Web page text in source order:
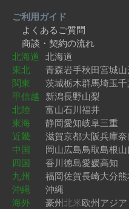
ご利用ガイド
よくあるご質問
商談・契約の流れ
北海道 北海道
東北
青森岩手秋田宮城
関東
茨城栃木群馬埼玉
甲信越 新潟長野山梨
北陸
富山石川福井
東海
静岡愛知岐阜三重
近畿
滋賀京都大阪兵庫奈
中国
岡山広島鳥取島根山
四国
香川徳島愛媛高知
九州
福岡佐賀長崎大分
沖縄
沖縄
海外
豪州北米欧州アジア